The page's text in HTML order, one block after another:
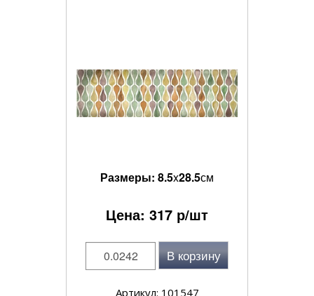
Размеры: 8.5x28.5см
Цена: 317 р/шт
В корзину
Артикул: 101547